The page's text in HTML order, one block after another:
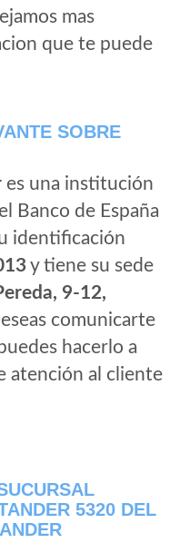
mas
que te puede
SOBRE
es una institución
Banco de España
identificación
y tiene su sede
9-12,
comunicarte
hacerlo a
atención al cliente
5320 DEL